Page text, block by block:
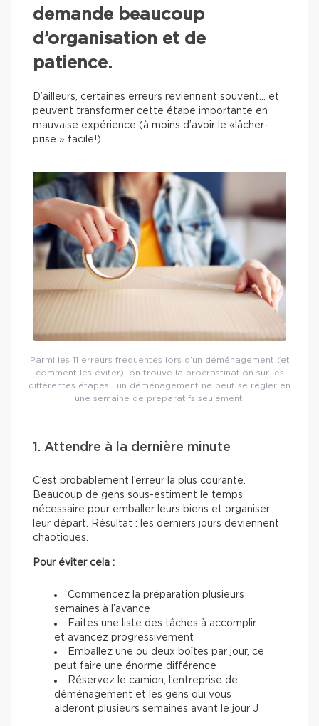
demande beaucoup
d’organisation et de
patience.
D’ailleurs, certaines erreurs reviennent souvent… et
peuvent transformer cette étape importante en
mauvaise expérience (à moins d’avoir le «lâcher-
prise » facile!).
Parmi les 11 erreurs fréquentes lors d’un déménagement (et
comment les éviter), on trouve la procrastination sur les
différentes étapes : un déménagement ne peut se régler en
une semaine de préparatifs seulement!
1. Attendre à la dernière minute
C’est probablement l’erreur la plus courante.
Beaucoup de gens sous-estiment le temps
nécessaire pour emballer leurs biens et organiser
leur départ. Résultat : les derniers jours deviennent
chaotiques.
Pour éviter cela :
Commencez la préparation plusieurs
semaines à l’avance
Faites une liste des tâches à accomplir
et avancez progressivement
Emballez une ou deux boîtes par jour, ce
peut faire une énorme différence
Réservez le camion, l’entreprise de
déménagement et les gens qui vous
aideront plusieurs semaines avant le jour J